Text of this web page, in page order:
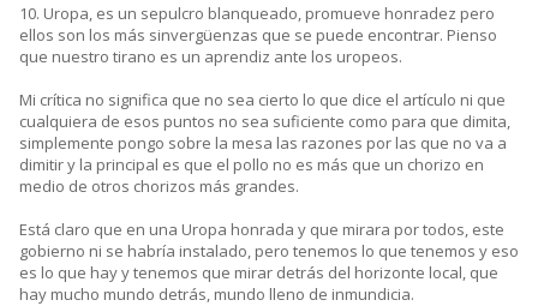
10. Uropa, es un sepulcro blanqueado, promueve honradez pero
ellos son los más sinvergüenzas que se puede encontrar. Pienso
que nuestro tirano es un aprendiz ante los uropeos.
Mi crítica no significa que no sea cierto lo que dice el artículo ni que
cualquiera de esos puntos no sea suficiente como para que dimita,
simplemente pongo sobre la mesa las razones por las que no va a
dimitir y la principal es que el pollo no es más que un chorizo en
medio de otros chorizos más grandes.
Está claro que en una Uropa honrada y que mirara por todos, este
gobierno ni se habría instalado, pero tenemos lo que tenemos y eso
es lo que hay y tenemos que mirar detrás del horizonte local, que
hay mucho mundo detrás, mundo lleno de inmundicia.